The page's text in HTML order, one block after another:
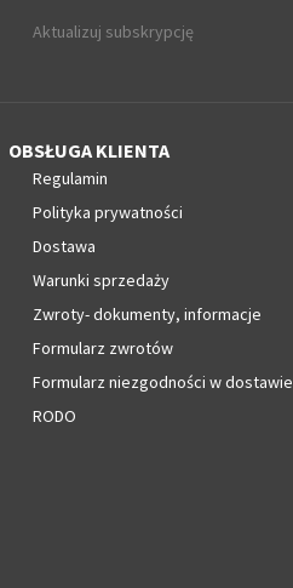
Aktualizuj subskrypcję
OBSŁUGA KLIENTA
Regulamin
Polityka prywatności
Dostawa
Warunki sprzedaży
Zwroty- dokumenty, informacje
Formularz zwrotów
Formularz niezgodności w dostawie
RODO